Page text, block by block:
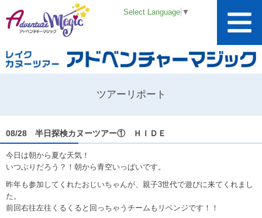
Select Language ▼
ツアーリポート
08/28 半日探検カヌーツアー① ＨＩＤＥ
今日は朝から夏な天気！
いつぶりだろう？！朝から青空いっぱいです。
昨年も参加してくれたおじいちゃんが、親子3世代で遊びに来てくれまし
た。
前回右往左往くるくると回っちゃうチームもリベンジです！！